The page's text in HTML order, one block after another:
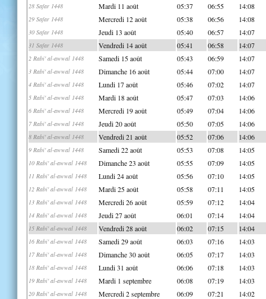
28 Safar 1448 Mardi 11 août 05:37 06:55 14:08
29 Safar 1448 Mercredi 12 août 05:38 06:56 14:08
30 Safar 1448 Jeudi 13 août 05:40 06:57 14:07
31 Safar 1448 Vendredi 14 août 05:41 06:58 14:07
2 Rabi' al-awwal 1448 Samedi 15 août 05:43 06:59 14:07
3 Rabi' al-awwal 1448 Dimanche 16 août 05:44 07:00 14:07
4 Rabi' al-awwal 1448 Lundi 17 août 05:46 07:02 14:07
5 Rabi' al-awwal 1448 Mardi 18 août 05:47 07:03 14:06
6 Rabi' al-awwal 1448 Mercredi 19 août 05:49 07:04 14:06
7 Rabi' al-awwal 1448 Jeudi 20 août 05:50 07:05 14:06
8 Rabi' al-awwal 1448 Vendredi 21 août 05:52 07:06 14:06
9 Rabi' al-awwal 1448 Samedi 22 août 05:53 07:08 14:05
10 Rabi' al-awwal 1448 Dimanche 23 août 05:55 07:09 14:05
11 Rabi' al-awwal 1448 Lundi 24 août 05:56 07:10 14:05
12 Rabi' al-awwal 1448 Mardi 25 août 05:58 07:11 14:05
13 Rabi' al-awwal 1448 Mercredi 26 août 05:59 07:12 14:04
14 Rabi' al-awwal 1448 Jeudi 27 août 06:01 07:14 14:04
15 Rabi' al-awwal 1448 Vendredi 28 août 06:02 07:15 14:04
16 Rabi' al-awwal 1448 Samedi 29 août 06:03 07:16 14:03
17 Rabi' al-awwal 1448 Dimanche 30 août 06:05 07:17 14:03
18 Rabi' al-awwal 1448 Lundi 31 août 06:06 07:18 14:03
19 Rabi' al-awwal 1448 Mardi 1 septembre 06:08 07:19 14:03
20 Rabi' al-awwal 1448 Mercredi 2 septembre 06:09 07:21 14:02